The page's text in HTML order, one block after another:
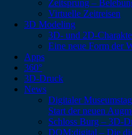
Zeitsprung –
Virtuelle Zeitreisen
3D Modeling
3D- und 2D-
Eine neue Form der
Apps
360°
3D-Druck
News
Digitaler
Start der neuen
Schloss Burg – 3D-
DOM:digital – Die